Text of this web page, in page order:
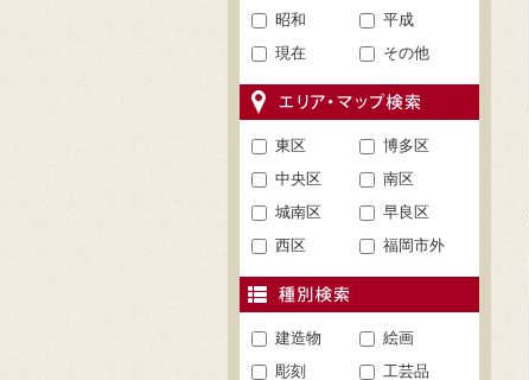
昭和
平成
現在
その他
東区
博多区
中央区
南区
城南区
早良区
西区
福岡市外
建造物
絵画
彫刻
工芸品